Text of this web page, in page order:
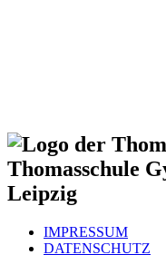
Thomasschule
Leipzig
IMPRESSUM
DATENSCHUTZ